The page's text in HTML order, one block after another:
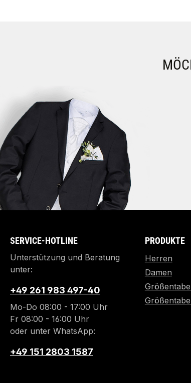
SERVICE-HOTLINE
Unterstützung und Beratung
unter:
+49 261 983 497-40
Mo-Do 08:00 - 17:00 Uhr
Fr 08:00 - 16:00 Uhr
oder unter WhatsApp:
+49 151 2803 1587
PRODUKTE
Herren
Damen